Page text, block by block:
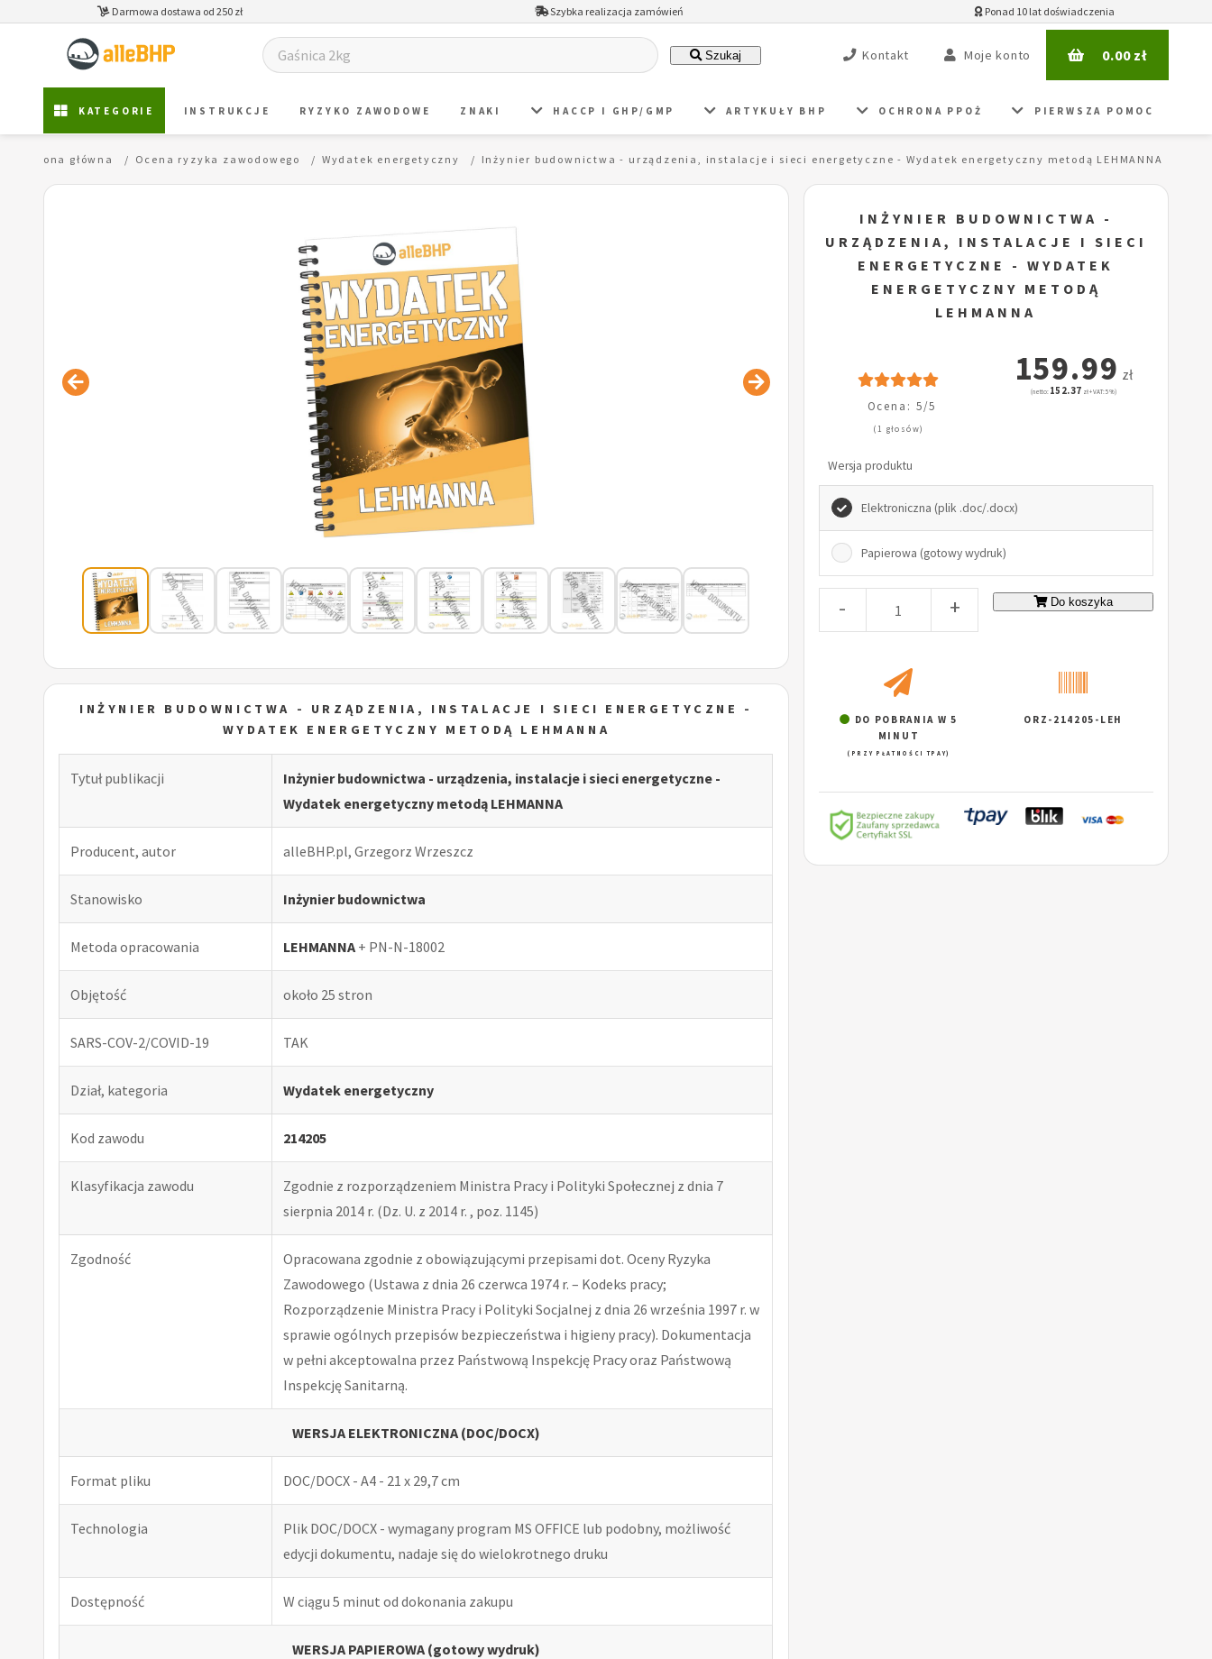
Darmowa dostawa od 250 zł Szybka realizacja zamówień Ponad 10 lat doświadczenia
Szukaj Kontakt Moje konto 0.00zł
KATEGORIE INSTRUKCJE RYZYKO ZAWODOWE ZNAKI HACCP I GHP/GMP ARTYKUŁY BHP OCHRONA PPOŻ PIERWSZA POMOC
Strona główna Ocena ryzyka zawodowego Wydatek energetyczny Inżynier budownictwa - urządzenia, instalacje i sieci energetyczne - Wydatek energetyczny metodą LEHMANNA
INŻYNIER BUDOWNICTWA - URZĄDZENIA, INSTALACJE I SIECI ENERGETYCZNE -
WYDATEK ENERGETYCZNY METODĄ LEHMANNA
Tytuł publikacji
Inżynier budownictwa - urządzenia, instalacje i sieci energetyczne -
Wydatek energetyczny metodą LEHMANNA
Producent, autor alleBHP.pl, Grzegorz Wrzeszcz
Stanowisko Inżynier budownictwa
Metoda opracowania LEHMANNA + PN-N-18002
Objętość około 25 stron
SARS-COV-2/COVID-19 TAK
Dział, kategoria Wydatek energetyczny
Kod zawodu 214205
Klasyfikacja zawodu
Zgodnie z rozporządzeniem Ministra Pracy i Polityki Społecznej z dnia 7
sierpnia 2014 r. (Dz. U. z 2014 r. , poz. 1145)
Zgodność
Opracowana zgodnie z obowiązującymi przepisami dot. Oceny Ryzyka
Zawodowego (Ustawa z dnia 26 czerwca 1974 r. – Kodeks pracy;
Rozporządzenie Ministra Pracy i Polityki Socjalnej z dnia 26 września 1997 r. w
sprawie ogólnych przepisów bezpieczeństwa i higieny pracy). Dokumentacja
w pełni akceptowalna przez Państwową Inspekcję Pracy oraz Państwową
Inspekcję Sanitarną.
WERSJA ELEKTRONICZNA (DOC/DOCX)
Format pliku DOC/DOCX - A4 - 21 x 29,7 cm
Technologia
Plik DOC/DOCX - wymagany program MS OFFICE lub podobny, możliwość
edycji dokumentu, nadaje się do wielokrotnego druku
Dostępność W ciągu 5 minut od dokonania zakupu
WERSJA PAPIEROWA (gotowy wydruk)
INŻYNIER BUDOWNICTWA -
URZĄDZENIA, INSTALACJE I SIECI
ENERGETYCZNE - WYDATEK
ENERGETYCZNY METODĄ
LEHMANNA
Ocena: 5/5
(1 głosów)
159.99 zł
(netto: 152.37 zł + VAT: 5%)
Wersja produktu
Elektroniczna (plik .doc/.docx)
Papierowa (gotowy wydruk)
- + Do koszyka
DO POBRANIA W 5
MINUT
(PRZY PŁATNOŚCI TPAY)
ORZ-214205-LEH